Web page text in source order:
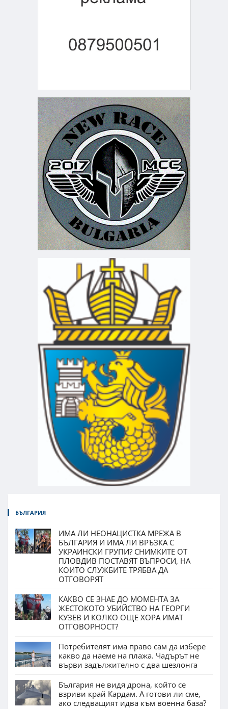
БЪЛГАРИЯ
ИМА ЛИ НЕОНАЦИСТКА МРЕЖА В
БЪЛГАРИЯ И ИМА ЛИ ВРЪЗКА С
УКРАИНСКИ ГРУПИ? СНИМКИТЕ ОТ
ПЛОВДИВ ПОСТАВЯТ ВЪПРОСИ, НА
КОИТО СЛУЖБИТЕ ТРЯБВА ДА
ОТГОВОРЯТ
КАКВО СЕ ЗНАЕ ДО МОМЕНТА ЗА
ЖЕСТОКОТО УБИЙСТВО НА ГЕОРГИ
КУЗЕВ И КОЛКО ОЩЕ ХОРА ИМАТ
ОТГОВОРНОСТ?
Потребителят има право сам да избере
какво да наеме на плажа. Чадърът не
върви задължително с два шезлонга
България не видя дрона, който се
взриви край Кардам. А готови ли сме,
ако следващият идва към военна база?